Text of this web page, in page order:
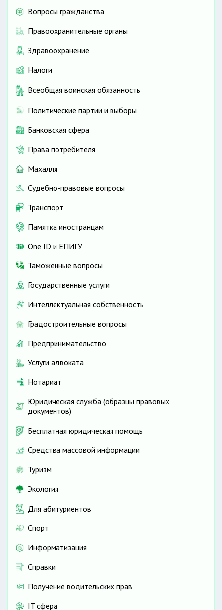
Вопросы гражданства
Правоохранительные органы
Здравоохранение
Налоги
Всеобщая воинская обязанность
Политические партии и выборы
Банковская сфера
Права потребителя
Махалля
Судебно-правовые вопросы
Транспорт
Памятка иностранцам
One ID и ЕПИГУ
Таможенные вопросы
Государственные услуги
Интеллектуальная собственность
Градостроительные вопросы
Предпринимательство
Услуги адвоката
Нотариат
Юридическая служба (образцы правовых
документов)
Бесплатная юридическая помощь
Средства массовой информации
Туризм
Экология
Для абитуриентов
Спорт
Информатизация
Справки
Получение водительских прав
IT сфера